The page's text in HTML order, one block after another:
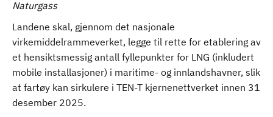
Naturgass
Landene skal, gjennom det nasjonale
virkemiddelrammeverket, legge til rette for etablering av
et hensiktsmessig antall fyllepunkter for LNG (inkludert
mobile installasjoner) i maritime- og innlandshavner, slik
at fartøy kan sirkulere i TEN-T kjernenettverket innen 31
desember 2025.